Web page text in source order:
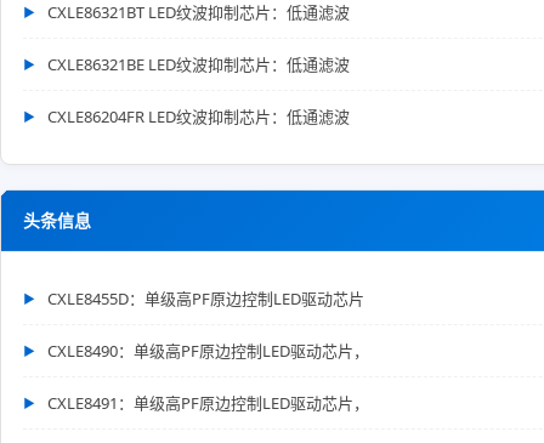
CXLE86321BT LED纹波抑制芯片：低通滤波
CXLE86321BE LED纹波抑制芯片：低通滤波
CXLE86204FR LED纹波抑制芯片：低通滤波
头条信息
CXLE8455D：单级高PF原边控制LED驱动芯片
CXLE8490：单级高PF原边控制LED驱动芯片，
CXLE8491：单级高PF原边控制LED驱动芯片，